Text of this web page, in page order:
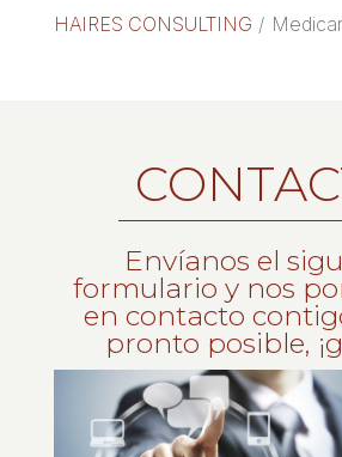
HAIRES CONSULTING /
Envíanos el
formulario y nos
en contacto
pronto posible,